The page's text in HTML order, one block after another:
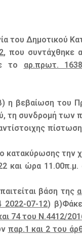
του Δημοτικού
, που συντάχθηκε
το αρ.πρωτ.
βεβαίωση του
τη συνδρομή των
κατακύρωσης την
και ώρα
βάση της
2022-07-12)
74 του Ν.4412/
παρ.1 και 2 του